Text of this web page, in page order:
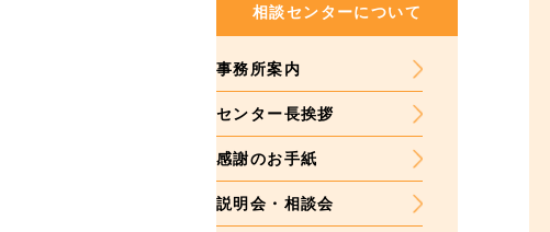
相談センターについて
事務所案内
センター長挨拶
感謝のお手紙
説明会・相談会